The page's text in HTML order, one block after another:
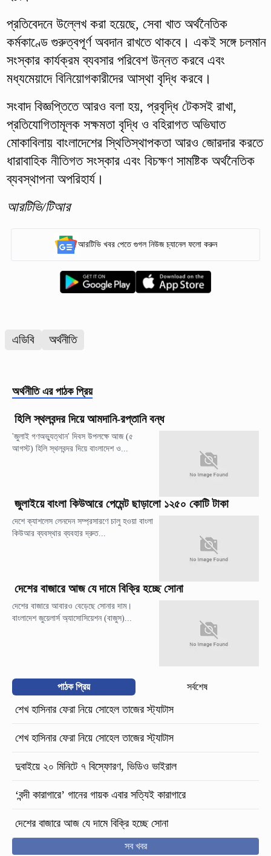
প্রতিবেদনে উল্লেখ করা হয়েছে, সেবা খাত অর্থনৈতিক
কর্মকাণ্ডে গুরুত্বপূর্ণ অবদান রাখতে থাকবে। একই সঙ্গে চলমান
সংস্কার কার্যক্রম ব্যবসার পরিবেশ উন্নত করবে এবং
মধ্যমেয়াদে বিনিয়োগকারীদের আস্থা বৃদ্ধি করবে।
সংবাদ বিজ্ঞপ্তিতে আরও বলা হয়, প্রবৃদ্ধি টেকসই রাখা,
প্রতিযোগিতামূলক সক্ষমতা বৃদ্ধি ও বহিরাগত অভিঘাত
মোকাবিলায় বাংলাদেশের স্থিতিস্থাপকতা আরও জোরদার করতে
ধারাবাহিক নীতিগত সংস্কার এবং বিচক্ষণ সামষ্টিক অর্থনৈতিক
ব্যবস্থাপনা অপরিহার্য।
আরটিভি/টিআর
আরটিভি খবর পেতে গুগল নিউজ চ্যানেল ফলো করুন
এডিবি অর্থনীতি
অর্থনীতি এর পাঠক প্রিয়
হিলি স্থলবন্দর দিয়ে আমদানি-রপ্তানি বন্ধ
'জুলাই গণঅভ্যুত্থান' দিবস উপলক্ষে আজ (৫
আগস্ট) হিলি স্থলবন্দর দিয়ে বাংলাদেশ ও...
জুলাইয়ে বাংলা কিউআরে পেমেন্ট ছাড়ালো ১২৫০ কোটি টাকা
দেশে ক্যাশলেস লেনদেন সম্প্রসারণে চালু হওয়া বাংলা
কিউআর ব্যবস্থার ব্যবহার দ্রুত...
দেশের বাজারে আজ যে দামে বিক্রি হচ্ছে সোনা
দেশের বাজারে আবারও বেড়েছে সোনার দাম।
বাংলাদেশ জুয়েলার্স অ্যাসোসিয়েশন (বাজুস)...
পাঠক প্রিয় সর্বশেষ
শেখ হাসিনার ফেরা নিয়ে সোহেল তাজের স্ট্যাটাস
শেখ হাসিনার ফেরা নিয়ে সোহেল তাজের স্ট্যাটাস
দুবাইয়ে ২০ মিনিটে ৭ বিস্ফোরণ, ভিডিও ভাইরাল
‘বন্দী কারাগারে’ গানের গায়ক এবার সত্যিই কারাগারে
দেশের বাজারে আজ যে দামে বিক্রি হচ্ছে সোনা
সব খবর